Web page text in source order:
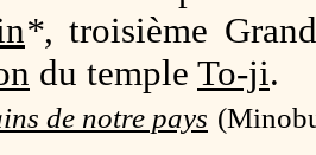
*,troisième
du temple To-ji.
de notre pays